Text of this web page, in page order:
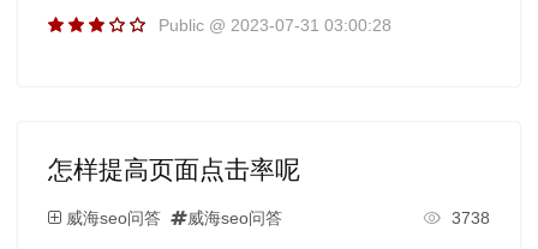
Public @ 2023-07-31 03:00:28
怎样提高页面点击率呢
威海seo问答 威海seo问答 3738